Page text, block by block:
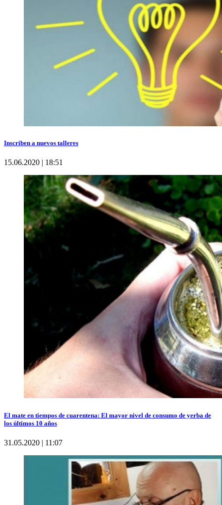
Inscriben a nuevos talleres
15.06.2020 | 18:51
El mate en tiempos de cuarentena: El mayor nivel de consumo de yerba de
los últimos 10 años
31.05.2020 | 11:07